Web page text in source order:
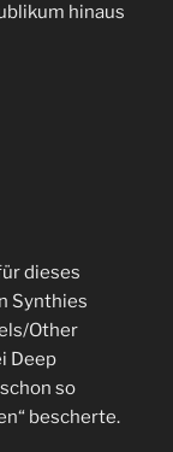
hinaus
dieses
Synthies
Other
Deep
so
bescherte.